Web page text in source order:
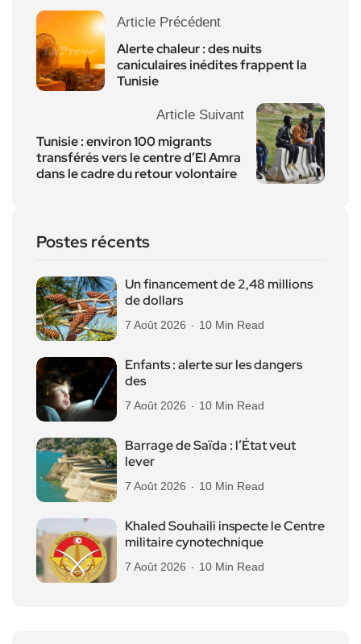
Article Précédent
Alerte chaleur : des nuits
caniculaires inédites frappent la
Tunisie
Article Suivant
Tunisie : environ 100 migrants
transférés vers le centre d’El Amra
dans le cadre du retour volontaire
Postes récents
Un financement de 2,48 millions
de dollars
7 Août 2026 10 Min Read
Enfants : alerte sur les dangers
des
7 Août 2026 10 Min Read
Barrage de Saïda : l’État veut
lever
7 Août 2026 10 Min Read
Khaled Souhaili inspecte le Centre
militaire cynotechnique
7 Août 2026 10 Min Read